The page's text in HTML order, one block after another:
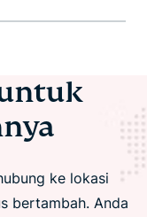
ke lokasi
bertambah. Anda